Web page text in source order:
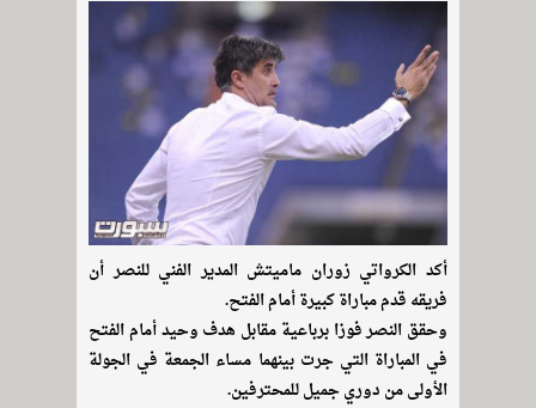
أكد الكرواتي زوران ماميتش المدير الفني للنصر أن
فريقه قدم مباراة كبيرة أمام الفتح.
وحقق النصر فوزا برباعية مقابل هدف وحيد أمام الفتح
في المباراة التي جرت بينهما مساء الجمعة في الجولة
الأولى من دوري جميل للمحترفين.